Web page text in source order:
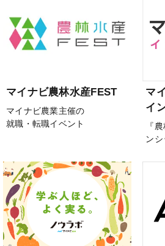
マイナビ農林水産FEST
マイナビ農業主催の
就職・転職イベント
マ
イ
『
ン